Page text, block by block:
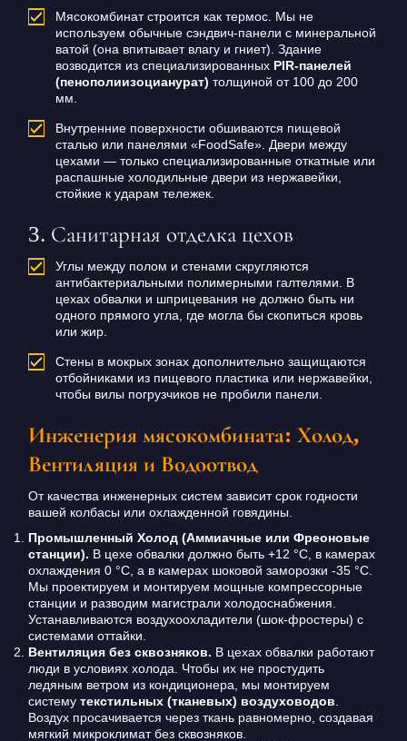
Мясокомбинат строится как термос. Мы не
используем обычные сэндвич-панели с минеральной
ватой (она впитывает влагу и гниет). Здание
возводится из специализированных PIR-панелей
(пенополиизоцианурат) толщиной от 100 до 200
мм.
Внутренние поверхности обшиваются пищевой
сталью или панелями «FoodSafe». Двери между
цехами — только специализированные откатные или
распашные холодильные двери из нержавейки,
стойкие к ударам тележек.
3. Санитарная отделка цехов
Углы между полом и стенами скругляются
антибактериальными полимерными галтелями. В
цехах обвалки и шприцевания не должно быть ни
одного прямого угла, где могла бы скопиться кровь
или жир.
Стены в мокрых зонах дополнительно защищаются
отбойниками из пищевого пластика или нержавейки,
чтобы вилы погрузчиков не пробили панели.
Инженерия мясокомбината: Холод,
Вентиляция и Водоотвод
От качества инженерных систем зависит срок годности
вашей колбасы или охлажденной говядины.
Промышленный Холод (Аммиачные или Фреоновые
станции). В цехе обвалки должно быть +12 °C, в камерах
охлаждения 0 °C, а в камерах шоковой заморозки -35 °C.
Мы проектируем и монтируем мощные компрессорные
станции и разводим магистрали холодоснабжения.
Устанавливаются воздухоохладители (шок-фростеры) с
системами оттайки.
Вентиляция без сквозняков. В цехах обвалки работают
люди в условиях холода. Чтобы их не простудить
ледяным ветром из кондиционера, мы монтируем
систему текстильных (тканевых) воздуховодов
Воздух просачивается через ткань равномерно, создавая
мягкий микроклимат без сквозняков.